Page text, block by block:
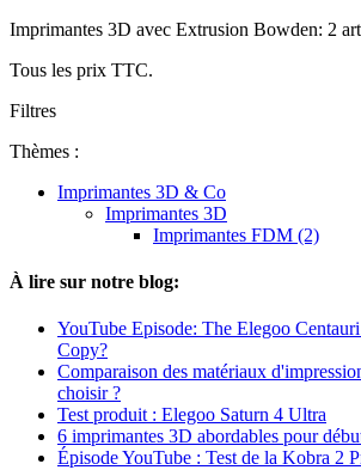
Imprimantes 3D avec Extrusion Bowden: 2
Tous les prix TTC.
Filtres
Thèmes :
Imprimantes 3D & Co
Imprimantes 3D
Imprimantes FDM (2)
À lire sur notre blog:
YouTube Episode: The Elegoo
Copy?
Comparaison des matériaux
choisir ?
Test produit : Elegoo Saturn 4 Ultra
6 imprimantes 3D abordables pour
Épisode YouTube : Test de la Kobra 2